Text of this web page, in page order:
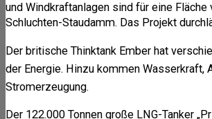
und Windkraftanlagen sind für eine
Schluchten-Staudamm. Das Projekt
Der britische Thinktank Ember hat
der Energie. Hinzu kommen Wasserkraft,
Stromerzeugung.
Der 122.000 Tonnen große LNG-Tanker